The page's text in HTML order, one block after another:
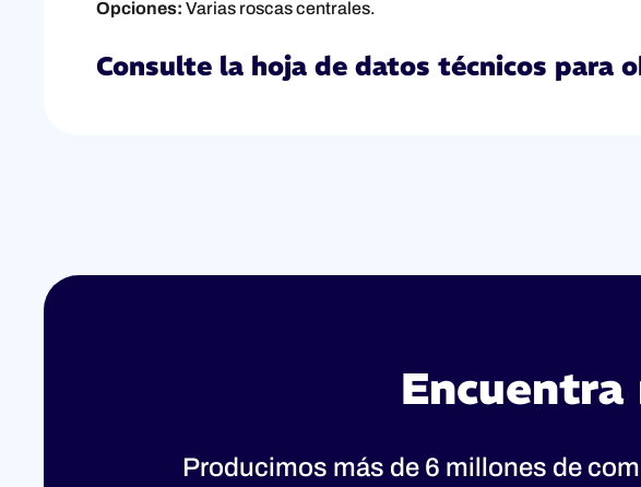
Opciones: Varias roscas centrales.
Consulte la hoja de datos técnicos para
Producimos más de 6 millones de